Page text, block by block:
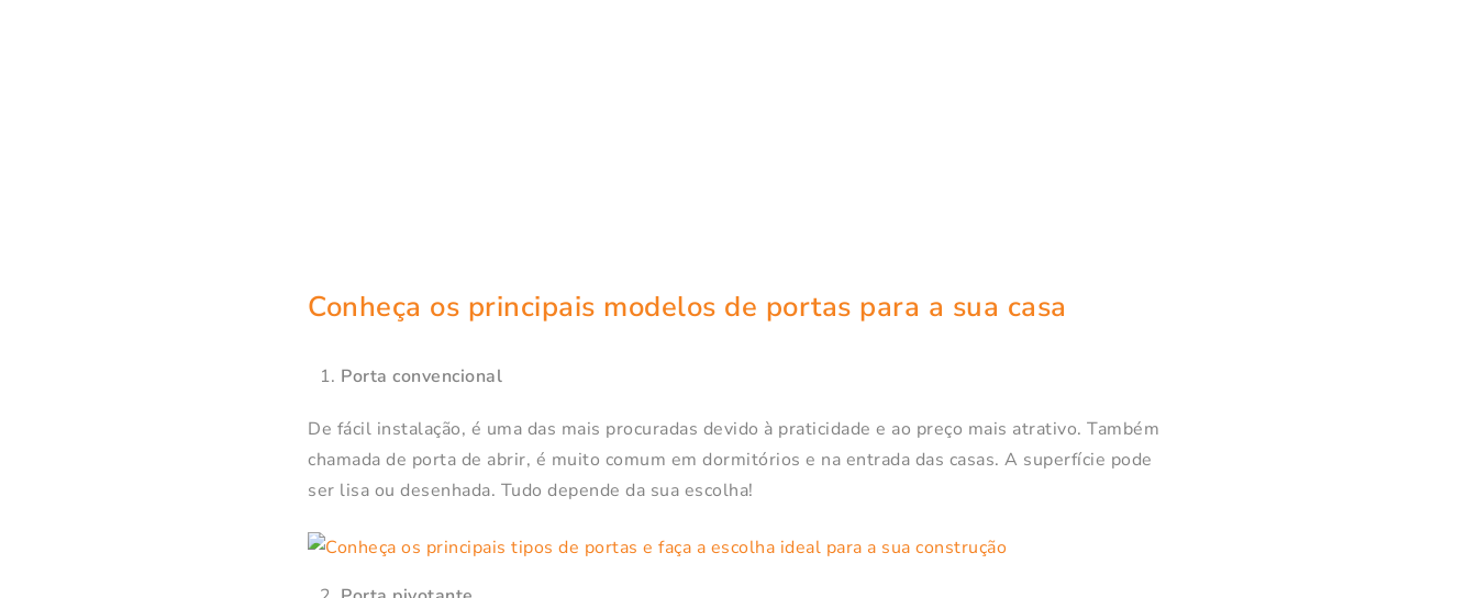
Conheça os principais modelos de portas para a sua casa
Porta convencional
De fácil instalação, é uma das mais procuradas devido à praticidade e ao preço mais atrativo. Também
chamada de porta de abrir, é muito comum em dormitórios e na entrada das casas. A superfície pode
ser lisa ou desenhada. Tudo depende da sua escolha!